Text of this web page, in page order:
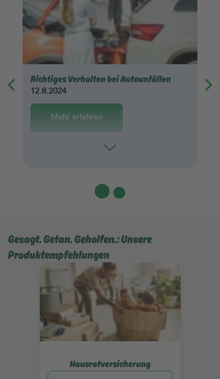
Richtiges Verhalten bei Autounfällen
12.8.2024
Mehr erfahren
Gesagt. Getan. Geholfen.: Unsere
Produktempfehlungen
Hausratversicherung
Mehr erfahren